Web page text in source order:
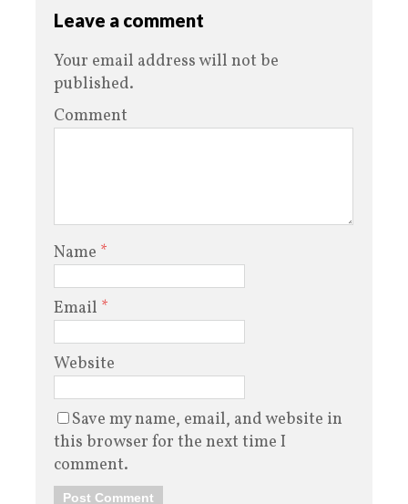
Leave a comment
Your email address will not be
published.
Comment
Name *
Email *
Website
Save my name, email, and website in
this browser for the next time I
comment.